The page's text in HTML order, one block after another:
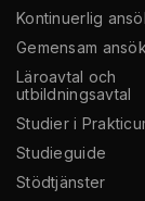
Kontinuerlig
Gemensam
Läroavtal och
utbildningsavtal
Studier i
Studieguide
Stödtjänster